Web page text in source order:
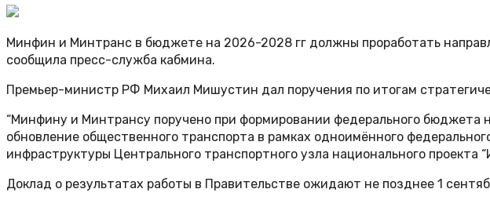
Минфин и Минтранс в бюджете на 2026-2028 гг должны проработать
сообщила пресс-служба кабмина.
Премьер-министр РФ Михаил Мишустин дал поручения по итогам
“Минфину и Минтрансу поручено при формировании федерального бюджета
обновление общественного транспорта в рамках одноимённого
инфраструктуры Центрального транспортного узла национального проекта
Доклад о результатах работы в Правительстве ожидают не позднее 1